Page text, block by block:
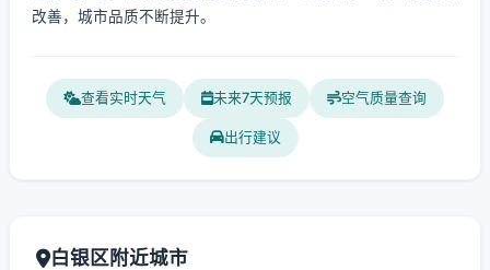
改善，城市品质不断提升。
查看实时天气 未来7天预报 空气质量查询
出行建议
白银区附近城市